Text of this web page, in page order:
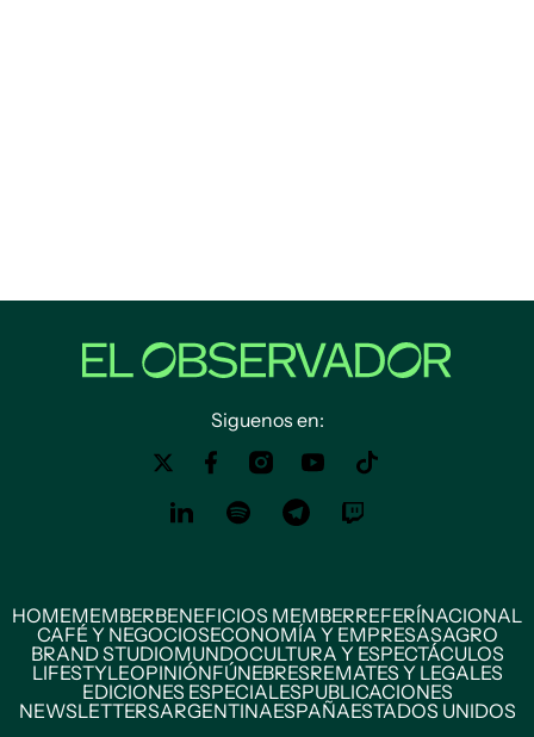
Siguenos en:
HOMEMEMBERBENEFICIOS MEMBERREFERÍNACIONAL
CAFÉ Y NEGOCIOSECONOMÍA Y EMPRESASAGRO
BRAND STUDIOMUNDOCULTURA Y ESPECTÁCULOS
LIFESTYLEOPINIÓNFÚNEBRESREMATES Y LEGALES
EDICIONES ESPECIALESPUBLICACIONES
NEWSLETTERSARGENTINAESPAÑAESTADOS UNIDOS